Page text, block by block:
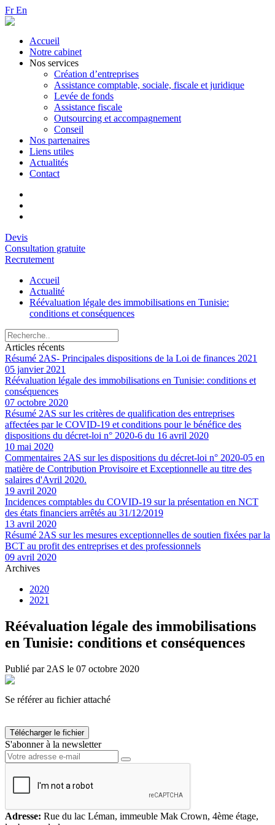
FrEn
Accueil
Notre cabinet
Nos services
Création d’entreprises
Assistance comptable, sociale, fiscale et juridique
Levée de fonds
Assistance fiscale
Outsourcing et accompagnement
Conseil
Nos partenaires
Liens utiles
Actualités
Contact
Devis
Consultation gratuite
Recrutement
Accueil
Actualité
Réévaluation légale des immobilisations en Tunisie:
conditions et conséquences
Articles récents
Résumé 2AS- Principales dispositions de la Loi de finances 2021
05 janvier 2021
Réévaluation légale des immobilisations en Tunisie: conditions et
conséquences
07 octobre 2020
Résumé 2AS sur les critères de qualification des entreprises
affectées par le COVID-19 et conditions pour le bénéfice des
dispositions du décret-loi n° 2020-6 du 16 avril 2020
10 mai 2020
Commentaires 2AS sur les dispositions du décret-loi n° 2020-05 en
matière de Contribution Provisoire et Exceptionnelle au titre des
salaires d'Avril 2020.
19 avril 2020
Incidences comptables du COVID-19 sur la présentation en NCT
des états financiers arrêtés au 31/12/2019
13 avril 2020
Résumé 2AS sur les mesures exceptionnelles de soutien fixées par la
BCT au profit des entreprises et des professionnels
09 avril 2020
Archives
2020
2021
Réévaluation légale des immobilisations
en Tunisie: conditions et conséquences
Publié par 2AS le 07 octobre 2020
Se référer au fichier attaché
Télécharger le fichier
S'abonner à la newsletter
Adresse: Rue du lac Léman, immeuble Mak Crown, 4ème étage,